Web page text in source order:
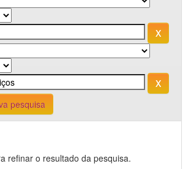
pesquisa
refinar o resultado da pesquisa.